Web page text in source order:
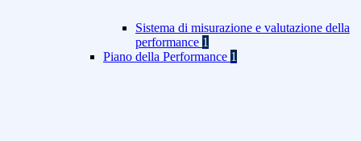
Sistema di misurazione e valutazione della
performance 1
Piano della Performance 1